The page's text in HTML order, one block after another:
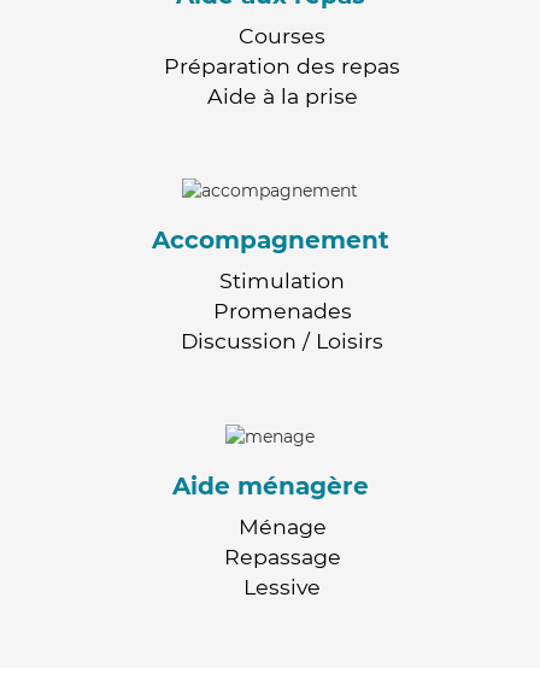
Courses
Préparation des repas
Aide à la prise
Accompagnement
Stimulation
Promenades
Discussion / Loisirs
Aide ménagère
Ménage
Repassage
Lessive